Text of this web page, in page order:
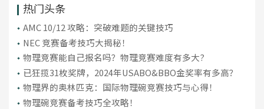
热门头条
AMC 10/12 攻略：突破难题的关键技巧
NEC 竞赛备考技巧大揭秘！
物理竞赛能自己报名吗？物理竞赛难度有多大?
已狂揽31枚奖牌，2024年USABO&BBO金奖率有多高？
物理界的奥林匹克：国际物理碗竞赛技巧与心得！
物理碗竞赛备考技巧全攻略！